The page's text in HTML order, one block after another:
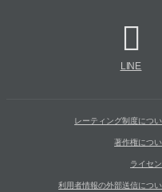
LINE
レーティング制度につ
著作権につ
ライセ
利用者情報の外部送信につ